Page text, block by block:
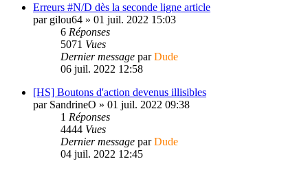
Erreurs #N/D dès la seconde ligne article
par gilou64 » 01 juil. 2022 15:03
6 Réponses
5071 Vues
Dernier message parDude
06 juil. 2022 12:58
[HS] Boutons d'action devenus illisibles
par SandrineO » 01 juil. 2022 09:38
1 Réponses
4444 Vues
Dernier message parDude
04 juil. 2022 12:45